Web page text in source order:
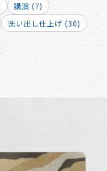
講演 (7)
洗い出し仕上げ (30)